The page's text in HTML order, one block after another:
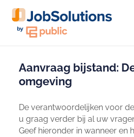
Aanvraag bijstand:
omgeving
De verantwoordelijken voor
u graag verder bij al uw
Geef hieronder in wanneer en